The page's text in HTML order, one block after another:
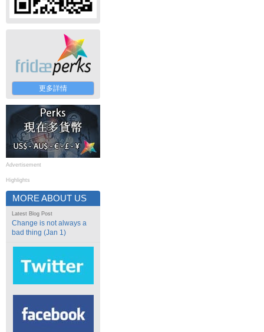
更多詳情
Advertisement
Highlights
MORE ABOUT US
Latest Blog Post
Change is not always a
bad thing (Jan 1)